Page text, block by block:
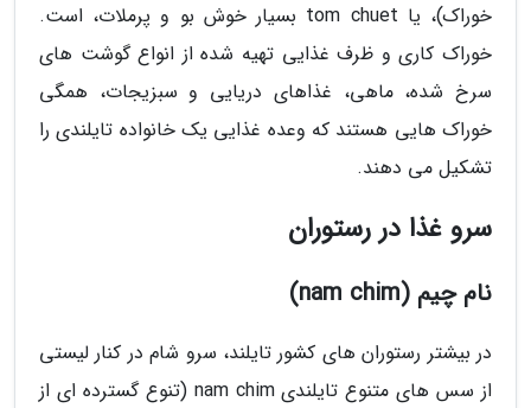
خوراک)، یا tom chuet بسیار خوش بو و پرملات، است.
خوراک کاری و ظرف غذایی تهیه شده از انواع گوشت های
سرخ شده، ماهی، غذاهای دریایی و سبزیجات، همگی
خوراک هایی هستند که وعده غذایی یک خانواده تایلندی را
تشکیل می دهند.
سرو غذا در رستوران
نام چیم (nam chim)
در بیشتر رستوران های کشور تایلند، سرو شام در کنار لیستی
از سس های متنوع تایلندی nam chim (تنوع گسترده ای از